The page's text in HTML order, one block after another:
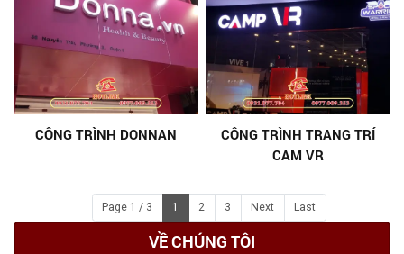
VỀ CHÚNG TÔI
CÔNG TRÌNH DONNAN
CÔNG TRÌNH TRANG TRÍ
CAM VR
Page 1 / 3 1 2 3 Next Last